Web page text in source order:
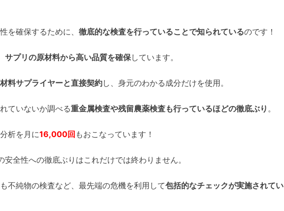
を確保するために、 徹底的な検査を行っていることで知られているのです！
サプリの原材料から高い品質を確保しています。
料サプライヤーと直接契約し、身元のわかる成分だけを使用。
ていないか調べる重金属検査や残留農薬検査も行っているほどの徹底ぶり 。
析を月に16,000回 もおこなっています！
安全性への徹底ぶりはこれだけでは終わりません。
不純物の検査など、最先端の危機を利用して包括的なチェックが実施されてい